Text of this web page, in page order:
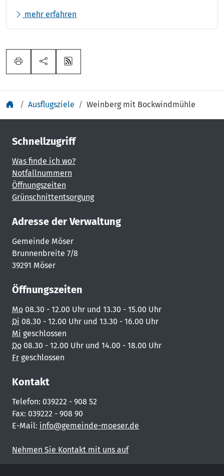
mehr erfahren
Ausflugsziele Weinberg mit Bockwindmühle
Schnellzugriff
Was finde ich wo?
Notfallnummern
Öffnungszeiten
Grünschnittentsorgung
Adresse der Verwaltung
Gemeinde Möser
Brunnenbreite 7/8
39291 Möser
Öffnungszeiten
Mo 08.30 - 12.00 Uhr und 13.30 - 15.00 Uhr
Di 08.30 - 12.00 Uhr und 13.30 - 16.00 Uhr
Mi geschlossen
Do 08.30 - 12.00 Uhr und 14.00 - 18.00 Uhr
Fr geschlossen
Kontakt
Telefon: 039222 - 908 52
Fax: 039222 - 908 90
E-Mail: info@gemeinde-moeser.de
Nehmen Sie Kontakt mit uns auf